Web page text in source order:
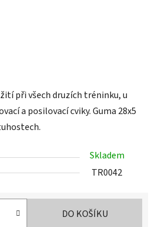
při všech druzích tréninku, u
a posilovací cviky. Guma 28x5
Skladem
TR0042
DO KOŠÍKU